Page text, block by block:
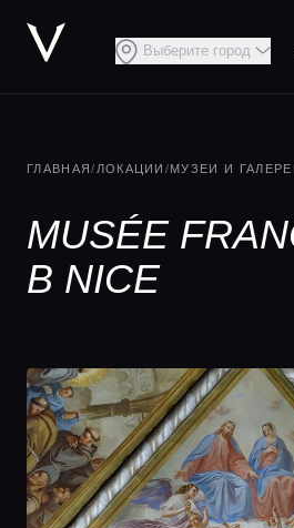
Выберите город
ГЛАВНАЯ/ ЛОКАЦИИ /МУЗЕИ И
MUSÉE
В NICE